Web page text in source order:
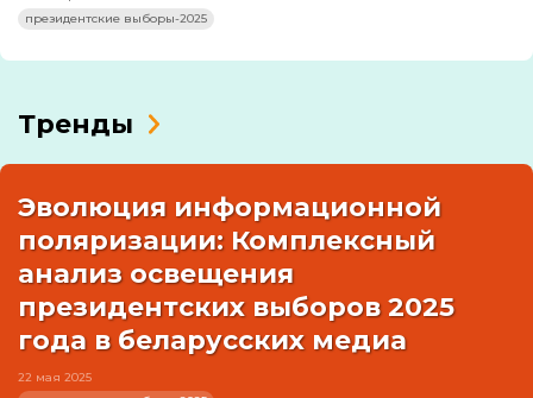
президентские выборы-2025
Тренды
Эволюция информационной
поляризации: Комплексный
анализ освещения
президентских выборов 2025
года в беларусских медиа
22 мая 2025